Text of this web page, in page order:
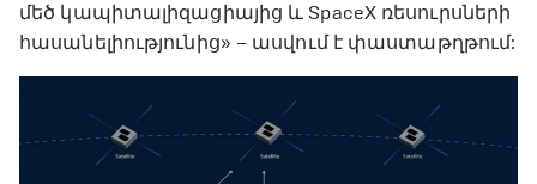
մեծ կապիտալիզացիայից և SpaceX ռեսուրսների
հասանելիությունից» – ասվում է փաստաթղթում: